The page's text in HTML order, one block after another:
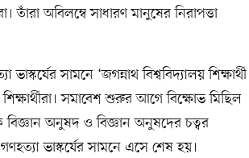
তাঁরা অবিলম্বে সাধারণ মানুষের নিরাপত্তা
সামনে ‘জগন্নাথ বিশ্ববিদ্যালয় শিক্ষার্থী
সমাবেশ শুরুর আগে বিক্ষোভ মিছিল
বিজ্ঞান অনুষদ ও বিজ্ঞান অনুষদের চত্বর
ভাস্কর্যের সামনে এসে শেষ হয়।